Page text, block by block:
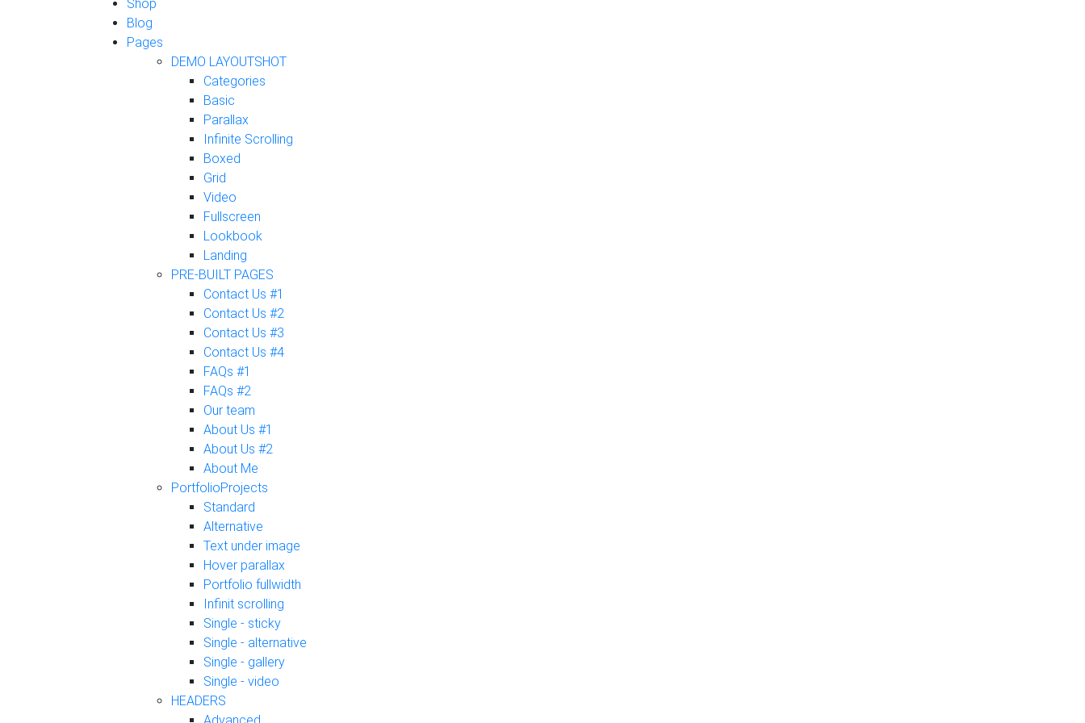
Shop
Blog
Pages
DEMO LAYOUTSHOT
Categories
Basic
Parallax
Infinite Scrolling
Boxed
Grid
Video
Fullscreen
Lookbook
Landing
PRE-BUILT PAGES
Contact Us #1
Contact Us #2
Contact Us #3
Contact Us #4
FAQs #1
FAQs #2
Our team
About Us #1
About Us #2
About Me
PortfolioProjects
Standard
Alternative
Text under image
Hover parallax
Portfolio fullwidth
Infinit scrolling
Single - sticky
Single - alternative
Single - gallery
Single - video
HEADERS